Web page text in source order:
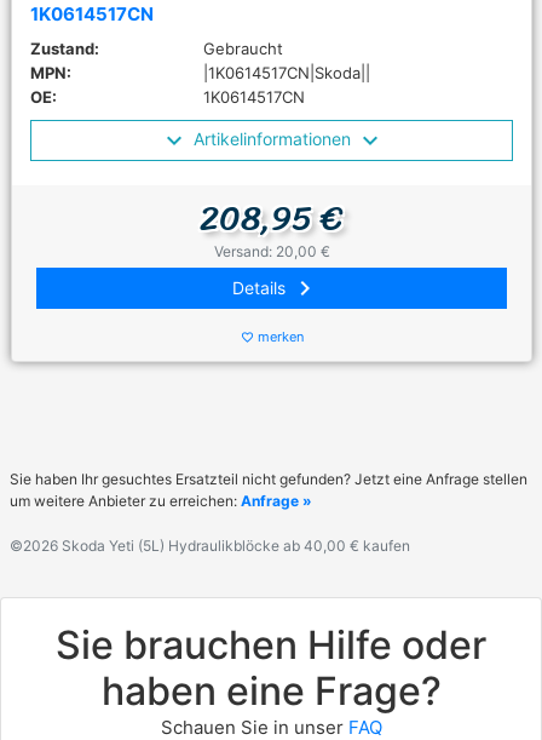
1K0614517CN
Zustand:
Gebraucht
MPN:
|1K0614517CN|Skoda||
OE:
1K0614517CN
Artikelinformationen
208,95 €
Versand: 20,00 €
Details keyboard_arrow_right
favorite_border merken
Sie haben Ihr gesuchtes Ersatzteil nicht gefunden? Jetzt eine Anfrage stellen
um weitere Anbieter zu erreichen: Anfrage »
©2026 Skoda Yeti (5L) Hydraulikblöcke ab 40,00 € kaufen
Sie brauchen Hilfe oder
haben eine Frage?
Schauen Sie in unser FAQ